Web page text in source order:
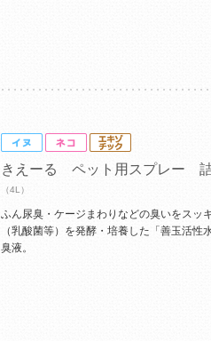
きえーる ペット用スプレー
（4L）
ふん尿臭・ケージまわりなどの臭いをスッ
（乳酸菌等）を発酵・培養した「善玉活性
臭液。